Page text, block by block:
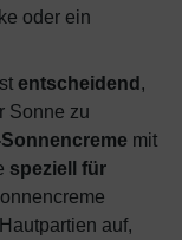
oder ein
entscheidend,
Sonne zu
mit
speziell für
auf,